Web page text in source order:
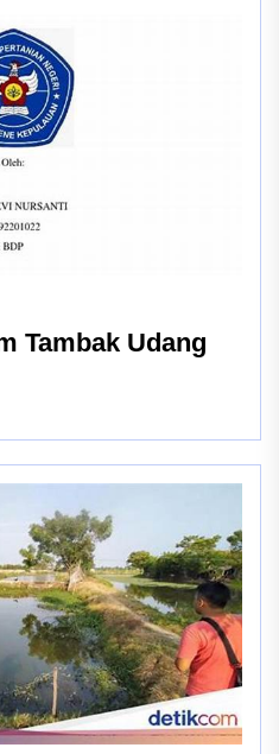
Tambak Udang